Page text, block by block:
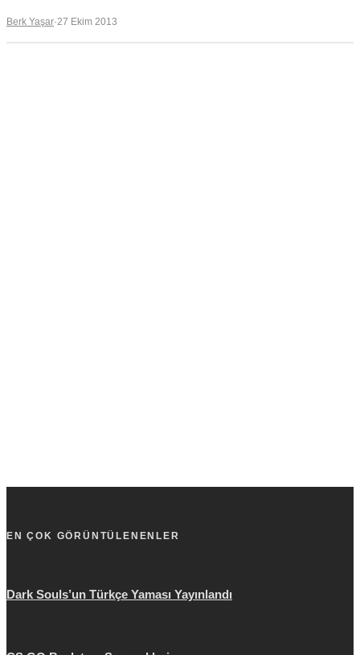
Berk Yaşar·27 Ekim 2013
EN ÇOK GÖRÜNTÜLENENLER
Dark Souls’un Türkçe Yaması Yayınlandı